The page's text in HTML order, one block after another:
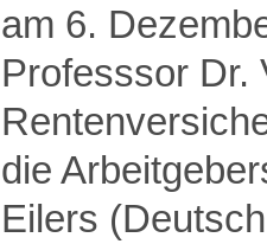
am 6.
Professsor Dr.
die
Eilers